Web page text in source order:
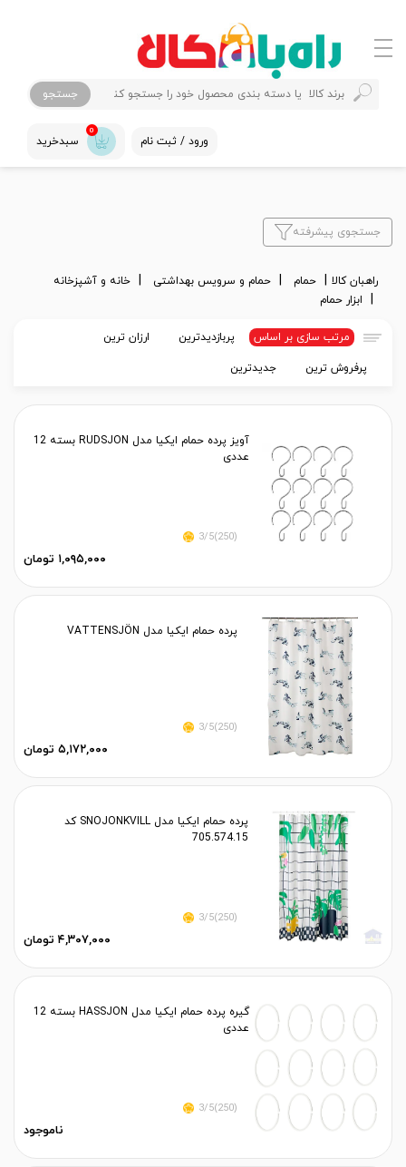
جستجو
ورود / ثبت نام
0
سبدخرید
جستجوی پیشرفته
راهبان کالا حمام حمام و سرویس بهداشتی
خانه و آشپزخانه
ابزار حمام
مرتب سازی بر اساس پربازدیدترین ارزان ترین
پرفروش ترین جدیدترین
آویز پرده حمام ایکیا مدل RUDSJON بسته 12
عددی
(250)3/5
۱,۰۹۵,۰۰۰ تومان
پرده حمام ایکیا مدل VATTENSJÖN
(250)3/5
۵,۱۷۲,۰۰۰ تومان
پرده حمام ایکیا مدل SNOJONKVILL کد
705.574.15
(250)3/5
۴,۳۰۷,۰۰۰ تومان
گیره پرده حمام ایکیا مدل HASSJON بسته 12
عددی
(250)3/5
ناموجود